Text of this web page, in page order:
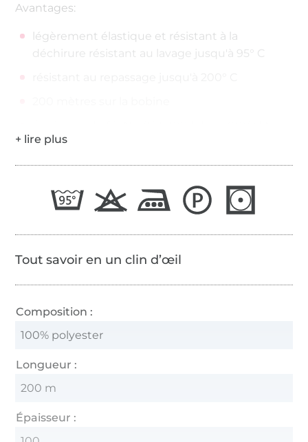
Avantages:
légèrement élastique et résistant à la
déchirure résistant au lavage jusqu'à 95° C
65/2
Tout savoir en un clin d’œil
Composition :
100% polyester
Longueur :
200 m
Épaisseur :